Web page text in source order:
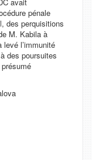
pénale
des perquisitions
M. Kabila à
l’immunité
des poursuites